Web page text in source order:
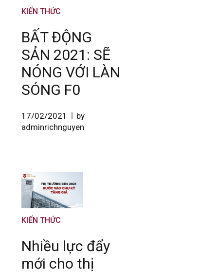
KIẾN THỨC
BẤT ĐỘNG
SẢN 2021: SẼ
NÓNG VỚI LÀN
SÓNG F0
17/02/2021
by
adminrichnguyen
KIẾN THỨC
Nhiều lực đẩy
mới cho thị